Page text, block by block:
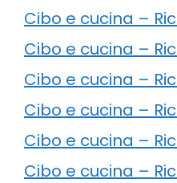
Cibo e cucina –
Cibo e cucina –
Cibo e cucina –
Cibo e cucina –
Cibo e cucina –
Cibo e cucina –